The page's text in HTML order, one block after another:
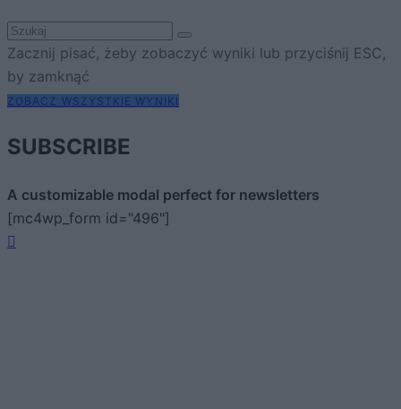
Zacznij pisać, żeby zobaczyć wyniki lub przyciśnij ESC,
by zamknąć
ZOBACZ WSZYSTKIE WYNIKI
SUBSCRIBE
A customizable modal perfect for newsletters
[mc4wp_form id="496"]